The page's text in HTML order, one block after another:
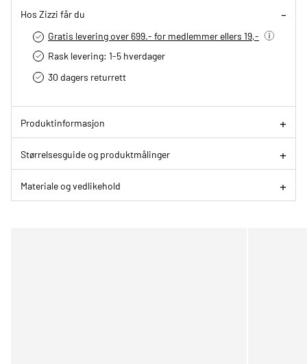
Hos Zizzi får du
Gratis levering over 699.- for medlemmer ellers 19,-
Rask levering: 1-5 hverdager
30 dagers returrett
Produktinformasjon
Størrelsesguide og produktmålinger
Materiale og vedlikehold